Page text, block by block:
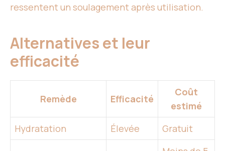
ressentent un soulagement après utilisation.
Alternatives et leur
efficacité
Remède Efficacité
Coût
estimé
Hydratation
Élevée
Gratuit